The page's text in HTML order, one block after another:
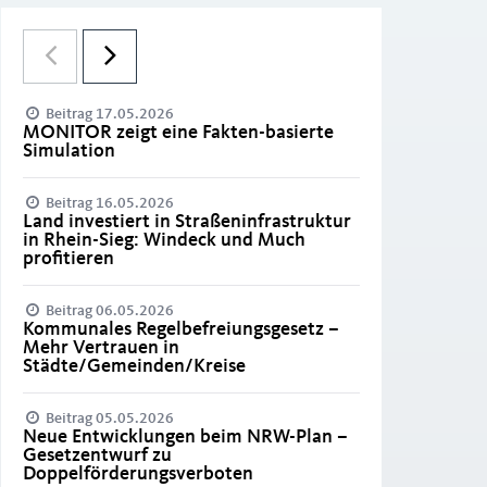
Beitrag 17.05.2026
MONITOR zeigt eine Fakten-basierte
Simulation
Beitrag 16.05.2026
Land investiert in Straßeninfrastruktur
in Rhein-Sieg: Windeck und Much
profitieren
Beitrag 06.05.2026
Kommunales Regelbefreiungsgesetz –
Mehr Vertrauen in
Städte/Gemeinden/Kreise
Beitrag 05.05.2026
Neue Entwicklungen beim NRW-Plan –
Gesetzentwurf zu
Doppelförderungsverboten